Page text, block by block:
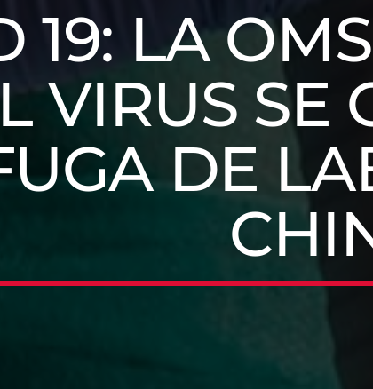
19: LA
VIRUS SE
DE